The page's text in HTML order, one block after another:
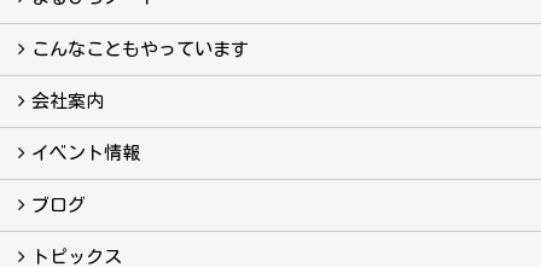
真っ直ぐの家づくり
自慢の大工たち
こだわりの自然素材
快適な家のエッセンス
注文住宅ができるまで
こんなこともやっています
こんなこともやっています
会社案内
会社案内
まるひろの人
スタッフ紹介
プライバシーポリシー
イベント情報
イベント予告
イベント報告
ブログ
ブログ
トピックス